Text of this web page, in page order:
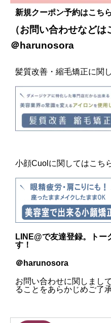
新規クーポン予約はこちら
（お問い合わせなどは
＠harunosora
髪質改善・縮毛矯正に関
小顔Cuolに関してはこち
LINE@で友達登録。トー
す！
＠harunosora
お問い合わせに関しまし
ることをあらかじめご了